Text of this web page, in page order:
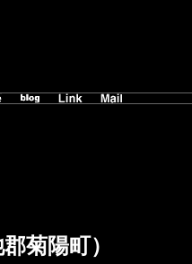
菊陽町）